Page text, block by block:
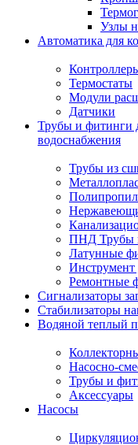
Узлы
Автоматика для
Термостаты
Модули
Датчики
Трубы и фитинги
водоснабжения
Трубы из
ПНД Трубы
Латунные
Инструмент
Ремонтные
Сигнализаторы
Стабилизаторы
Водяной теплый
Насосно-
Трубы и
Аксессуары
Насосы